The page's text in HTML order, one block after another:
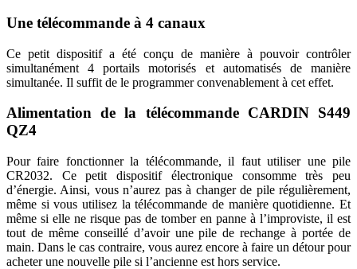
Une télécommande à 4 canaux
Ce petit dispositif a été conçu de manière à pouvoir contrôler
simultanément 4 portails motorisés et automatisés de manière
simultanée. Il suffit de le programmer convenablement à cet effet.
Alimentation de la télécommande CARDIN S449
QZ4
Pour faire fonctionner la télécommande, il faut utiliser une pile
CR2032. Ce petit dispositif électronique consomme très peu
d’énergie. Ainsi, vous n’aurez pas à changer de pile régulièrement,
même si vous utilisez la télécommande de manière quotidienne. Et
même si elle ne risque pas de tomber en panne à l’improviste, il est
tout de même conseillé d’avoir une pile de rechange à portée de
main. Dans le cas contraire, vous aurez encore à faire un détour pour
acheter une nouvelle pile si l’ancienne est hors service.